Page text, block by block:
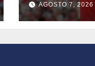
AGOSTO 7, 2026